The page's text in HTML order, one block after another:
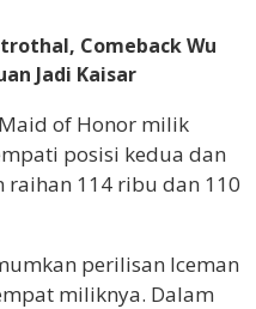
Comeback Wu
Jadi Kaisar
of Honor milik
posisi kedua dan
raihan 114 ribu dan 110
perilisan Iceman
miliknya. Dalam